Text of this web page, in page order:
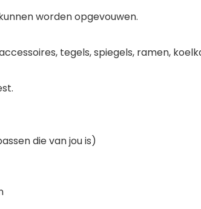
worden opgevouwen.
tegels, spiegels, ramen,
die van jou is)